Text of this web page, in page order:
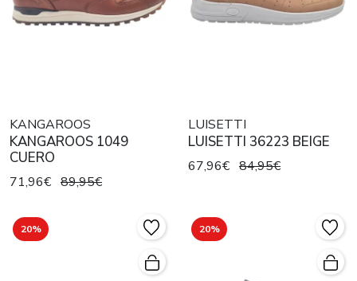
KANGAROOS
KANGAROOS 1049
CUERO
71,96€ 89,95€
LUISETTI
LUISETTI 36223 BEIGE
67,96€ 84,95€
20% 20%